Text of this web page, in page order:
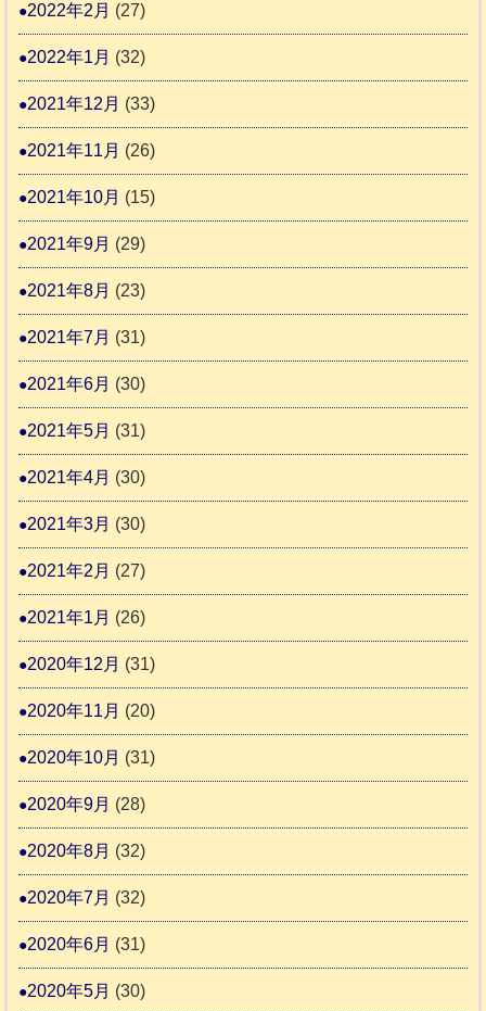
2022年2月 (27)
2022年1月 (32)
2021年12月 (33)
2021年11月 (26)
2021年10月 (15)
2021年9月 (29)
2021年8月 (23)
2021年7月 (31)
2021年6月 (30)
2021年5月 (31)
2021年4月 (30)
2021年3月 (30)
2021年2月 (27)
2021年1月 (26)
2020年12月 (31)
2020年11月 (20)
2020年10月 (31)
2020年9月 (28)
2020年8月 (32)
2020年7月 (32)
2020年6月 (31)
2020年5月 (30)